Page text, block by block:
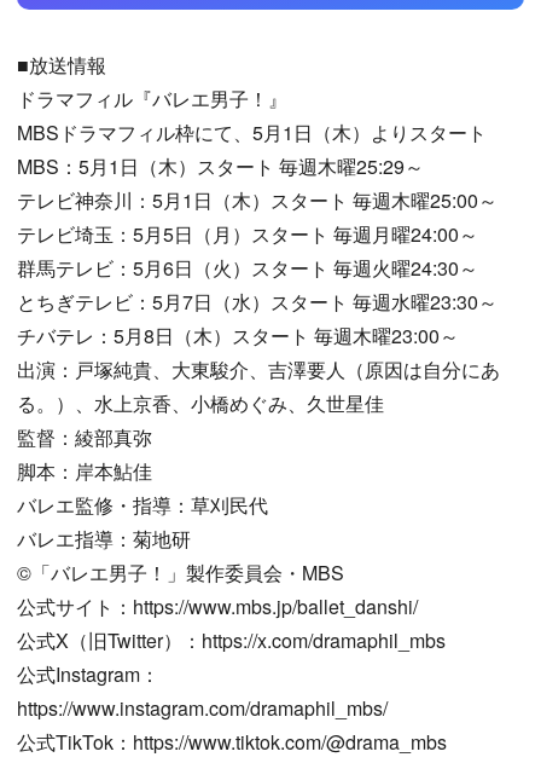
■放送情報
ドラマフィル『バレエ男子！』
MBSドラマフィル枠にて、5月1日（木）よりスタート
MBS：5月1日（木）スタート 毎週木曜25:29～
テレビ神奈川：5月1日（木）スタート 毎週木曜25:00～
テレビ埼玉：5月5日（月）スタート 毎週月曜24:00～
群馬テレビ：5月6日（火）スタート 毎週火曜24:30～
とちぎテレビ：5月7日（水）スタート 毎週水曜23:30～
チバテレ：5月8日（木）スタート 毎週木曜23:00～
出演：戸塚純貴、大東駿介、吉澤要人（原因は自分にあ
る。）、水上京香、小橋めぐみ、久世星佳
監督：綾部真弥
脚本：岸本鮎佳
バレエ監修・指導：草刈民代
バレエ指導：菊地研
©「バレエ男子！」製作委員会・MBS
公式サイト：https://www.mbs.jp/ballet_danshi/
公式X（旧Twitter）：https://x.com/dramaphil_mbs
公式Instagram：
https://www.instagram.com/dramaphil_mbs/
公式TikTok：https://www.tiktok.com/@drama_mbs